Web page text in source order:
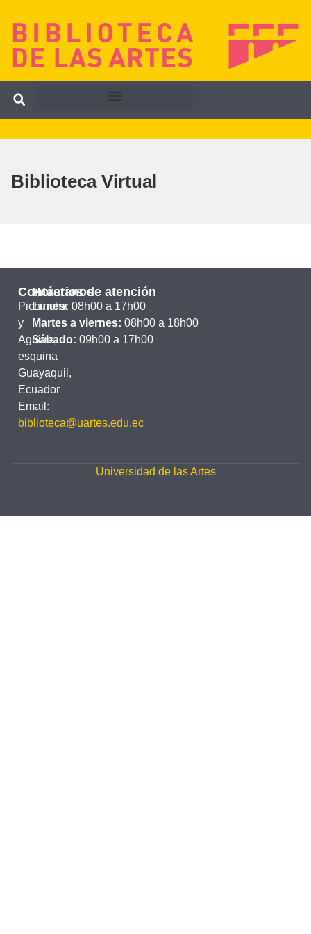
Biblioteca Virtual
Contáctanos
Pichincha
y
Aguirre,
esquina
Guayaquil,
Ecuador
Email:
biblioteca@uartes.edu.ec
Horarios de atención
Lunes: 08h00 a 17h00
Martes a viernes: 08h00 a 18h00
Sábado: 09h00 a 17h00
Universidad de las Artes